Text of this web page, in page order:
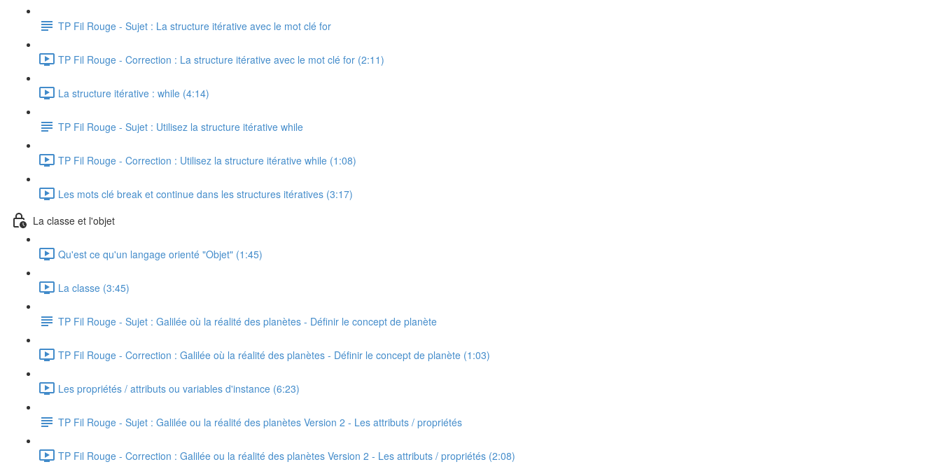
TP Fil Rouge - Sujet : La structure itérative avec le mot clé for
TP Fil Rouge - Correction : La structure itérative avec le mot clé for (2:11)
La structure itérative : while (4:14)
TP Fil Rouge - Sujet : Utilisez la structure itérative while
TP Fil Rouge - Correction : Utilisez la structure itérative while (1:08)
Les mots clé break et continue dans les structures itératives (3:17)
La classe et l'objet
Qu'est ce qu'un langage orienté "Objet" (1:45)
La classe (3:45)
TP Fil Rouge - Sujet : Galilée où la réalité des planètes - Définir le concept de planète
TP Fil Rouge - Correction : Galilée où la réalité des planètes - Définir le concept de planète (1:03)
Les propriétés / attributs ou variables d'instance (6:23)
TP Fil Rouge - Sujet : Galilée ou la réalité des planètes Version 2 - Les attributs / propriétés
TP Fil Rouge - Correction : Galilée ou la réalité des planètes Version 2 - Les attributs / propriétés (2:08)